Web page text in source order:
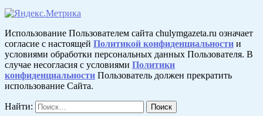
Использование Пользователем сайта chulymgazeta.ru означает
согласие с настоящей Политикой конфиденциальности и
условиями обработки персональных данных Пользователя. В
случае несогласия с условиями Политики
конфиденциальности Пользователь должен прекратить
использование Сайта.
Найти: